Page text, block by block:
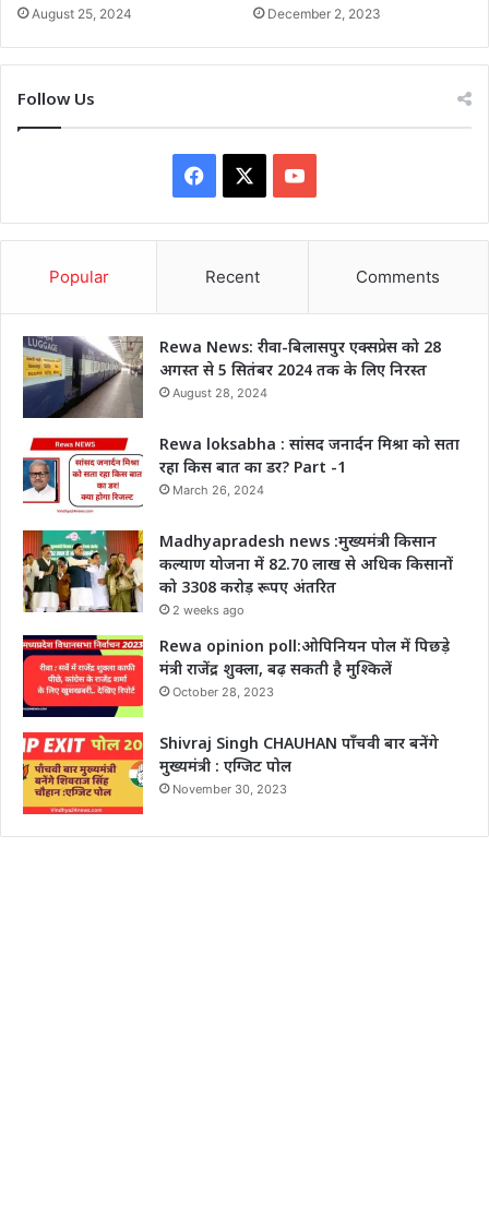
August 25, 2024 December 2, 2023
Follow Us
Facebook YouTube
Popular Recent Comments
Rewa News: रीवा-बिलासपुर एक्सप्रेस को 28
अगस्त से 5 सितंबर 2024 तक के लिए निरस्त
August 28, 2024
Rewa loksabha : सांसद जनार्दन मिश्रा को सता
रहा किस बात का डर? Part -1
March 26, 2024
Madhyapradesh news :मुख्यमंत्री किसान
कल्याण योजना में 82.70 लाख से अधिक किसानों
को 3308 करोड़ रूपए अंतरित
2 weeks ago
Rewa opinion poll:ओपिनियन पोल में पिछड़े
मंत्री राजेंद्र शुक्ला, बढ़ सकती है मुश्किलें
October 28, 2023
Shivraj Singh CHAUHAN पाँचवी बार बनेंगे
मुख्यमंत्री : एग्जिट पोल
November 30, 2023